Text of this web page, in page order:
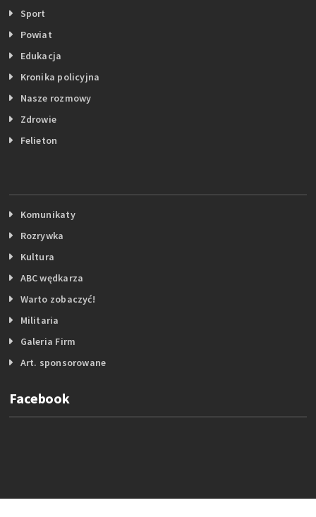
Sport
Powiat
Edukacja
Kronika policyjna
Nasze rozmowy
Zdrowie
Felieton
Komunikaty
Rozrywka
Kultura
ABC wędkarza
Warto zobaczyć!
Militaria
Galeria Firm
Art. sponsorowane
Facebook